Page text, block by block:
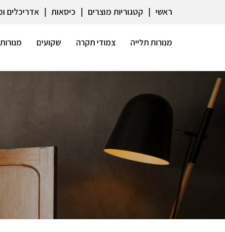
ראשי קטגוריות מוצרים כיסאות אדריכלים
מנורות תלייה צמודי תקרה שקועים